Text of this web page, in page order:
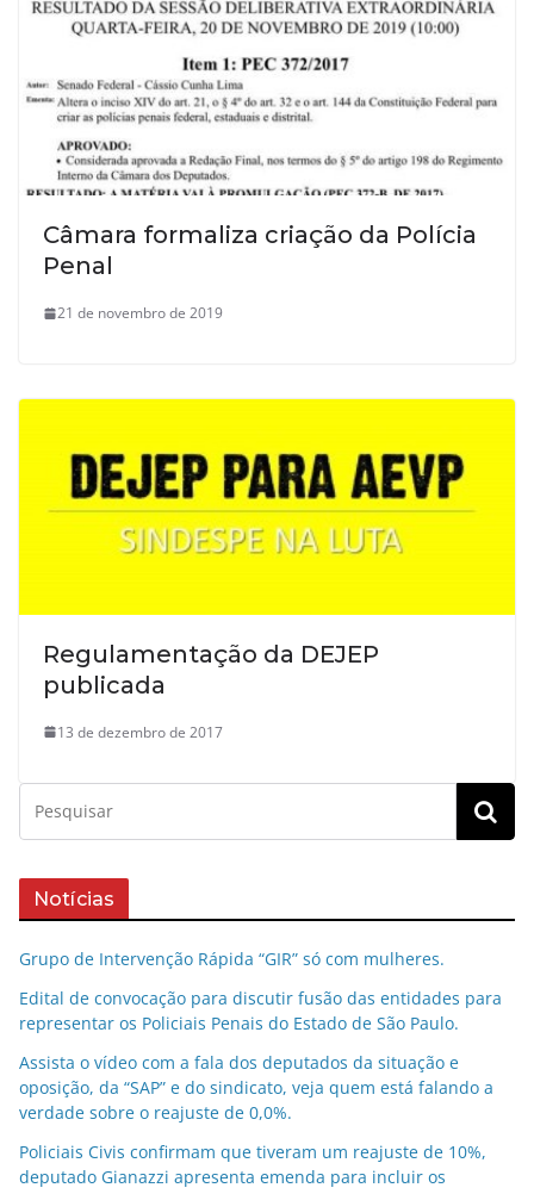
Câmara formaliza criação da Polícia
Penal
21 de novembro de 2019
Regulamentação da DEJEP
publicada
13 de dezembro de 2017
Notícias
Grupo de Intervenção Rápida “GIR” só com mulheres.
Edital de convocação para discutir fusão das entidades para
representar os Policiais Penais do Estado de São Paulo.
Assista o vídeo com a fala dos deputados da situação e
oposição, da “SAP” e do sindicato, veja quem está falando a
verdade sobre o reajuste de 0,0%.
Policiais Civis confirmam que tiveram um reajuste de 10%,
deputado Gianazzi apresenta emenda para incluir os